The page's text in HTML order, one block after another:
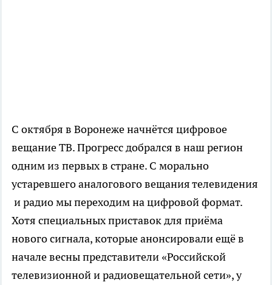
С октября в Воронеже начнётся цифровое
вещание ТВ. Прогресс добрался в наш регион
одним из первых в стране. С морально
устаревшего аналогового вещания телевидения
и радио мы переходим на цифровой формат.
Хотя специальных приставок для приёма
нового сигнала, которые анонсировали ещё в
начале весны представители «Российской
телевизионной и радиовещательной сети», у